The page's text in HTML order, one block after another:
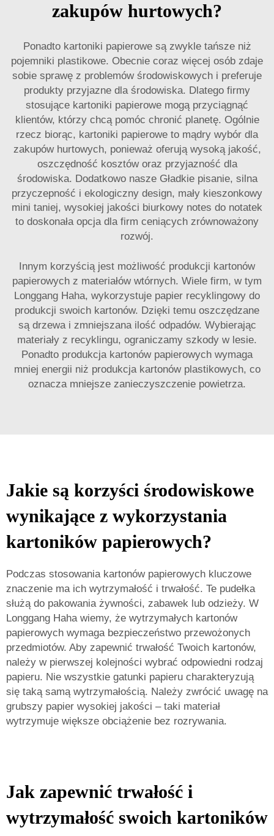
zakupów hurtowych?
Ponadto kartoniki papierowe są zwykle tańsze niż
pojemniki plastikowe. Obecnie coraz więcej osób zdaje
sobie sprawę z problemów środowiskowych i preferuje
produkty przyjazne dla środowiska. Dlatego firmy
stosujące kartoniki papierowe mogą przyciągnąć
klientów, którzy chcą pomóc chronić planetę. Ogólnie
rzecz biorąc, kartoniki papierowe to mądry wybór dla
zakupów hurtowych, ponieważ oferują wysoką jakość,
oszczędność kosztów oraz przyjazność dla
środowiska. Dodatkowo nasze Gładkie pisanie, silna
przyczepność i ekologiczny design, mały kieszonkowy
mini taniej, wysokiej jakości biurkowy notes do notatek
to doskonała opcja dla firm ceniących zrównoważony
rozwój.
Innym korzyścią jest możliwość produkcji kartonów
papierowych z materiałów wtórnych. Wiele firm, w tym
Longgang Haha, wykorzystuje papier recyklingowy do
produkcji swoich kartonów. Dzięki temu oszczędzane
są drzewa i zmniejszana ilość odpadów. Wybierając
materiały z recyklingu, ograniczamy szkody w lesie.
Ponadto produkcja kartonów papierowych wymaga
mniej energii niż produkcja kartonów plastikowych, co
oznacza mniejsze zanieczyszczenie powietrza.
Jakie są korzyści środowiskowe
wynikające z wykorzystania
kartoników papierowych?
Podczas stosowania kartonów papierowych kluczowe
znaczenie ma ich wytrzymałość i trwałość. Te pudełka
służą do pakowania żywności, zabawek lub odzieży. W
Longgang Haha wiemy, że wytrzymałych kartonów
papierowych wymaga bezpieczeństwo przewożonych
przedmiotów. Aby zapewnić trwałość Twoich kartonów,
należy w pierwszej kolejności wybrać odpowiedni rodzaj
papieru. Nie wszystkie gatunki papieru charakteryzują
się taką samą wytrzymałością. Należy zwrócić uwagę na
grubszy papier wysokiej jakości – taki materiał
wytrzymuje większe obciążenie bez rozrywania.
Jak zapewnić trwałość i
wytrzymałość swoich kartoników